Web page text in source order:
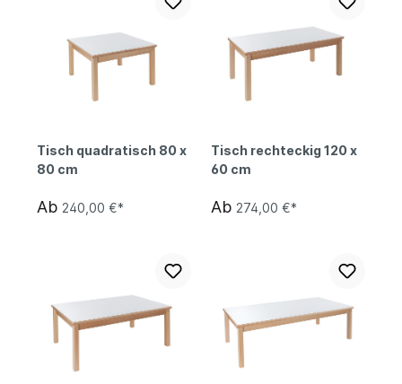
Tisch quadratisch 80 x
80 cm
Ab 240,00 €*
Tisch rechteckig 120 x
60 cm
Ab 274,00 €*